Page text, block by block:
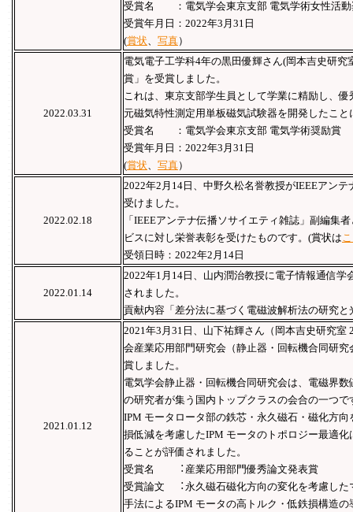
受賞名 ：電気学会東京支部 電気学術女性活動
受賞年月日：2022年3月31日
(賞状、 写真）
2022.03.31
電気電子工学科4年の黒田優輝さん(岡本吉史研
賞」を受賞しました。
これは、東京支部学生員として学業に精励し、
元磁気特性測定用単板磁気試験器を開発したこ
受賞名 ：電気学会東京支部 電気学術奨励賞
受賞年月日：2022年3月31日
(賞状、 写真）
2022.02.18
2022年2月14日、中野久松名誉教授がIEEEアン
受けました。
「IEEEアンテナ伝播ソサイエティ雑誌」副編集
ビスに対し栄誉表彰を受けたものです。(賞状は
受領日時：2022年2月14日
2022.01.14
2022年1月14日、⼭内潤治教授に電⼦情報通信学
されました。
貢献内容「差分法に基づく電磁波解析法の研究
2021.01.12
2021年3月31日、⼭下祐輝さん（岡本吉史研究室
会産業応⽤部門研究会（静⽌器・回転機合同研
賞しました。
電気学会静⽌器・回転機合同研究会は、電磁界
の研究者が集う国内トップクラスの会合の⼀つで
IPM モータロータ部の鉄芯・永久磁⽯・磁化⽅
損低減を考慮したIPM モータのトポロジー最適
ることが評価されました。
受賞名 ︓産業応⽤部門優秀論⽂発表賞
受賞論⽂ ︓永久磁⽯磁化⽅向の変化を考慮した
⼿法によるIPM モータの⾼トルク・低鉄損構造の